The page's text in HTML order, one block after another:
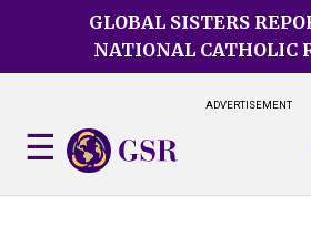
GLOBAL SISTERS
NATIONAL CATHOLIC
ADVERTISEMENT